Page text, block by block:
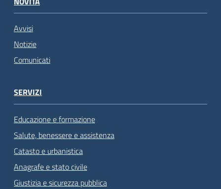
Avvisi
Notizie
Comunicati
SERVIZI
Educazione e formazione
Salute, benessere e assistenza
Catasto e urbanistica
Anagrafe e stato civile
Giustizia e sicurezza pubblica